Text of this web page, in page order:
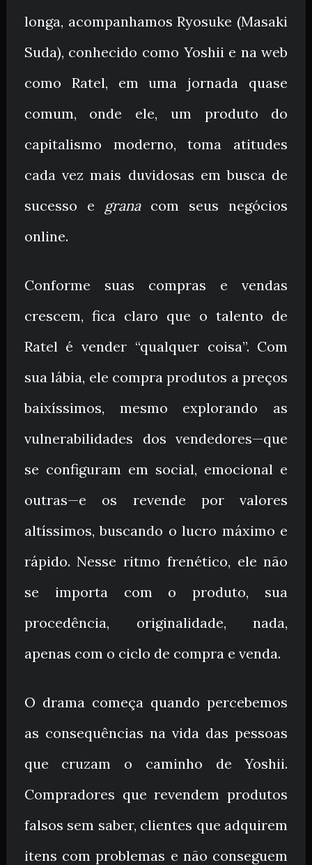
longa, acompanhamos Ryosuke (Masaki
Suda), conhecido como Yoshii e na web
como Ratel, em uma jornada quase
comum, onde ele, um produto do
capitalismo moderno, toma atitudes
cada vez mais duvidosas em busca de
sucesso e grana com seus negócios
online.
Conforme suas compras e vendas
crescem, fica claro que o talento de
Ratel é vender “qualquer coisa”. Com
sua lábia, ele compra produtos a preços
baixíssimos, mesmo explorando as
vulnerabilidades dos vendedores—que
se configuram em social, emocional e
outras—e os revende por valores
altíssimos, buscando o lucro máximo e
rápido. Nesse ritmo frenético, ele não
se importa com o produto, sua
procedência, originalidade, nada,
apenas com o ciclo de compra e venda.
O drama começa quando percebemos
as consequências na vida das pessoas
que cruzam o caminho de Yoshii.
Compradores que revendem produtos
falsos sem saber, clientes que adquirem
itens com problemas e não conseguem